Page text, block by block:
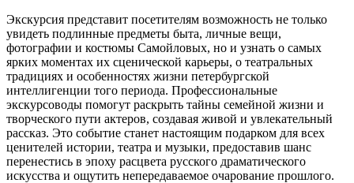
Экскурсия представит посетителям возможность не только
увидеть подлинные предметы быта, личные вещи,
фотографии и костюмы Самойловых, но и узнать о самых
ярких моментах их сценической карьеры, о театральных
традициях и особенностях жизни петербургской
интеллигенции того периода. Профессиональные
экскурсоводы помогут раскрыть тайны семейной жизни и
творческого пути актеров, создавая живой и увлекательный
рассказ. Это событие станет настоящим подарком для всех
ценителей истории, театра и музыки, предоставив шанс
перенестись в эпоху расцвета русского драматического
искусства и ощутить непередаваемое очарование прошлого.